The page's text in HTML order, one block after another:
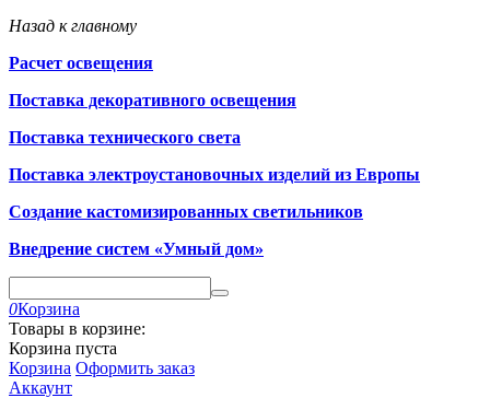
Назад к главному
Расчет освещения
Поставка декоративного освещения
Поставка технического света
Поставка электроустановочных изделий из Европы
Создание кастомизированных светильников
Внедрение систем «Умный дом»
0Корзина
Товары в корзине:
Корзина пуста
Корзина Оформить заказ
Аккаунт